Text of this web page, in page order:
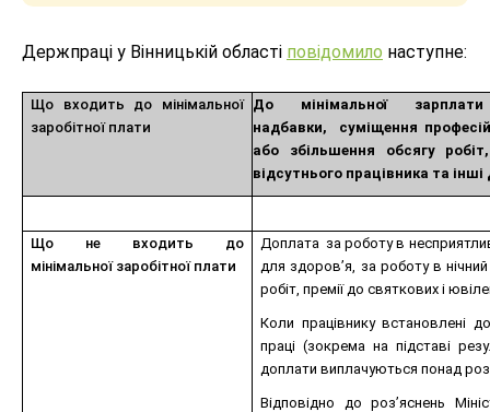
Держпраці у Вінницькій області повідомило наступне:
Що входить до мінімальної
заробітної плати
До мінімальної
надбавки, суміщення
або збільшення обсягу
відсутнього працівника та інші
Що не входить до
мінімальної заробітної плати
Доплата за роботу в
для здоров’я, за роботу в
робіт, премії до святкових і
Коли працівнику встановлені
праці (зокрема на підставі
доплати виплачуються понад
Відповідно до роз’яснень